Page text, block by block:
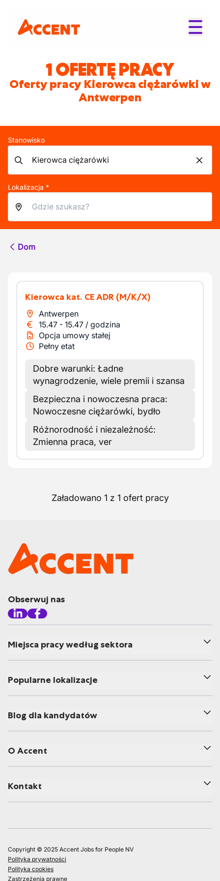
1 OFERTĘ PRACY
Oferty pracy Kierowca ciężarówki w
Antwerpen
Stanowisko
Lokalizacja *
Dom
Kierowca kat. CE ADR (M/K/X)
Antwerpen
15.47 - 15.47 / godzina
Opcja umowy stałej
Pełny etat
Dobre warunki: Ładne
wynagrodzenie, wiele premii i szansa
Bezpieczna i nowoczesna praca:
Nowoczesne ciężarówki, bydło
Różnorodność i niezależność:
Zmienna praca, ver
Załadowano 1 z 1 ofert pracy
Obserwuj nas
Miejsca pracy według sektora
Popularne lokalizacje
Blog dla kandydatów
O Accent
Kontakt
Copyright © 2025 Accent Jobs for People NV
Polityka prywatności
Polityka cookies
Zastrzeżenia prawne